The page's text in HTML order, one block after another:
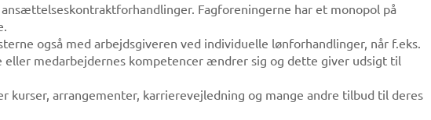
Fagforeningerne har et monopol på
også med arbejdsgiveren ved individuelle lønforhandlinger, når f.eks.
eller medarbejdernes kompetencer ændrer sig og dette giver udsigt til
kurser, arrangementer, karrierevejledning og mange andre tilbud til deres